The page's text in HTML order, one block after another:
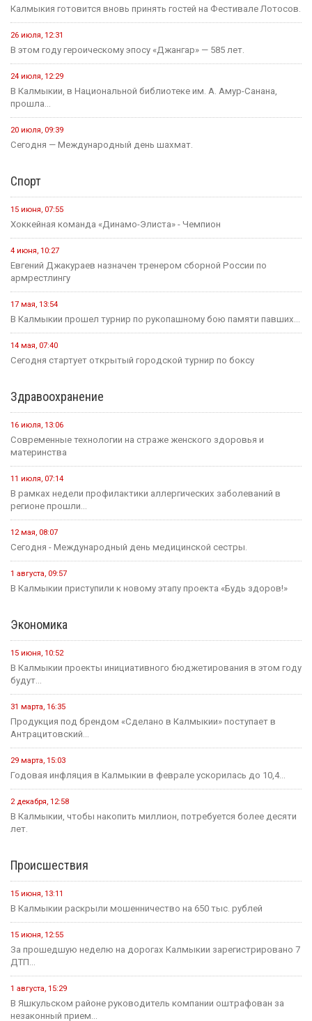
Калмыкия готовится вновь принять гостей на Фестивале Лотосов.
26 июля, 12:31
В этом году героическому эпосу «Джангар» — 585 лет.
24 июля, 12:29
В Калмыкии, в Национальной библиотеке им. А. Амур-Санана,
прошла...
20 июля, 09:39
Сегодня — Международный день шахмат.
Спорт
15 июня, 07:55
Хоккейная команда «Динамо-Элиста» - Чемпион
4 июня, 10:27
Евгений Джакураев назначен тренером сборной России по
армрестлингу
17 мая, 13:54
В Калмыкии прошел турнир по рукопашному бою памяти павших...
14 мая, 07:40
Сегодня стартует открытый городской турнир по боксу
Здравоохранение
16 июля, 13:06
Современные технологии на страже женского здоровья и
материнства
11 июля, 07:14
В рамках недели профилактики аллергических заболеваний в
регионе прошли...
12 мая, 08:07
Сегодня - Международный день медицинской сестры.
1 августа, 09:57
В Калмыкии приступили к новому этапу проекта «Будь здоров!»
Экономика
15 июня, 10:52
В Калмыкии проекты инициативного бюджетирования в этом году
будут...
31 марта, 16:35
Продукция под брендом «Сделано в Калмыкии» поступает в
Антрацитовский...
29 марта, 15:03
Годовая инфляция в Калмыкии в феврале ускорилась до 10,4...
2 декабря, 12:58
В Калмыкии, чтобы накопить миллион, потребуется более десяти
лет.
Происшествия
15 июня, 13:11
В Калмыкии раскрыли мошенничество на 650 тыс. рублей
15 июня, 12:55
За прошедшую неделю на дорогах Калмыкии зарегистрировано 7
ДТП...
1 августа, 15:29
В Яшкульском районе руководитель компании оштрафован за
незаконный прием...